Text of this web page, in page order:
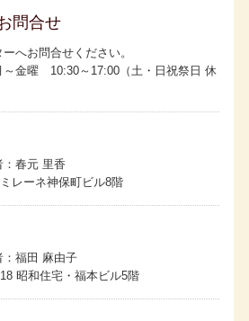
ウス、キャプテンズスイート、パノラ
キングベッドを使用して3人利用が可能
一部のミッドシップスイートは備え付
のアスカバルコニーDの2名1室利用時の
金となります。
ついて
ス、スイートクラス：すべてのクルー
（全区間）をご予約の場合、ご希望を
予約の場合、ご希望をお預かりしま
は、お申し込みの旅行会社および販売
い。ただし客室番号は乗船券発券時に
希望にそえない場合もございます。
が重なった場合は、「My ASUKA
累計宿泊数の多い方の希望を優先しま
問合せ
へお問合せください。
～金曜 10:30～17:00（土・日祝祭日 休
春元 里香
レーネ神保町ビル8階
：福田 麻由子
昭和住宅・福本ビル5階